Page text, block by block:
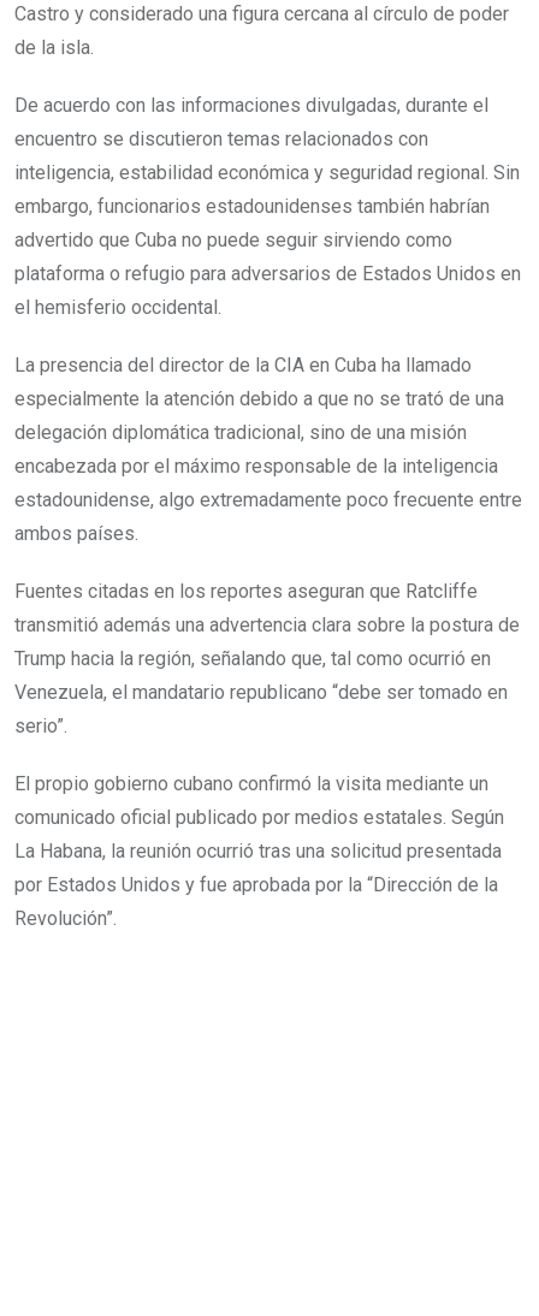
Castro y considerado una figura cercana al círculo de poder
de la isla.
De acuerdo con las informaciones divulgadas, durante el
encuentro se discutieron temas relacionados con
inteligencia, estabilidad económica y seguridad regional. Sin
embargo, funcionarios estadounidenses también habrían
advertido que Cuba no puede seguir sirviendo como
plataforma o refugio para adversarios de Estados Unidos en
el hemisferio occidental.
La presencia del director de la CIA en Cuba ha llamado
especialmente la atención debido a que no se trató de una
delegación diplomática tradicional, sino de una misión
encabezada por el máximo responsable de la inteligencia
estadounidense, algo extremadamente poco frecuente entre
ambos países.
Fuentes citadas en los reportes aseguran que Ratcliffe
transmitió además una advertencia clara sobre la postura de
Trump hacia la región, señalando que, tal como ocurrió en
Venezuela, el mandatario republicano “debe ser tomado en
serio”.
El propio gobierno cubano confirmó la visita mediante un
comunicado oficial publicado por medios estatales. Según
La Habana, la reunión ocurrió tras una solicitud presentada
por Estados Unidos y fue aprobada por la “Dirección de la
Revolución”.